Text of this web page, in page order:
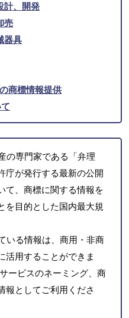
計、開発
売
器具
商標情報提供
の専門家である「弁理
庁が発行する最新の公開
て、商標に関する情報を
を目的とした国内最大規
いる情報は、商用・非商
活用することができま
ービスのネーミング、商
報としてご利用くださ